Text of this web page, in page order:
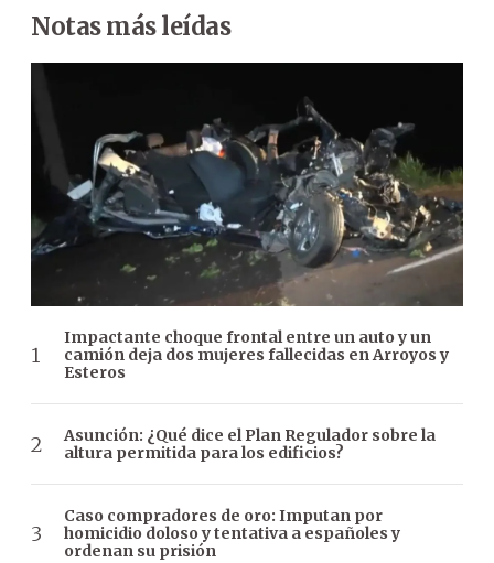
Notas más leídas
Impactante choque frontal entre un auto y un
camión deja dos mujeres fallecidas en Arroyos y
Esteros
Asunción: ¿Qué dice el Plan Regulador sobre la
altura permitida para los edificios?
Caso compradores de oro: Imputan por
homicidio doloso y tentativa a españoles y
ordenan su prisión